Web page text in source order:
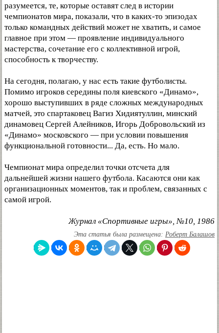
разумеется, те, которые оставят след в истории
чемпионатов мира, показали, что в каких-то эпизодах
только командных действий может не хватить, и самое
главное при этом — проявление индивидуального
мастерства, сочетание его с коллективной игрой,
способность к творчеству.
На сегодня, полагаю, у нас есть такие футболисты.
Помимо игроков середины поля киевского «Динамо»,
хорошо выступивших в ряде сложных международных
матчей, это спартаковец Вагиз Хидиятуллин, минский
динамовец Сергей Алейников, Игорь Добровольский из
«Динамо» московского — при условии повышения
функциональной готовности... Да, есть. Но мало.
Чемпионат мира определил точки отсчета для
дальнейшей жизни нашего футбола. Касаются они как
организационных моментов, так и проблем, связанных с
самой игрой.
Журнал «Спортивные игры», №10, 1986
Эта статья была размещена: Роберт Балашов